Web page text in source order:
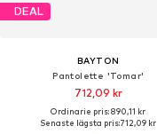
DEAL
BAYTON
Pantolette 'Tomar'
712,09 kr
Ordinarie pris: 890,11 kr
Senaste lägsta pris:712,09 kr